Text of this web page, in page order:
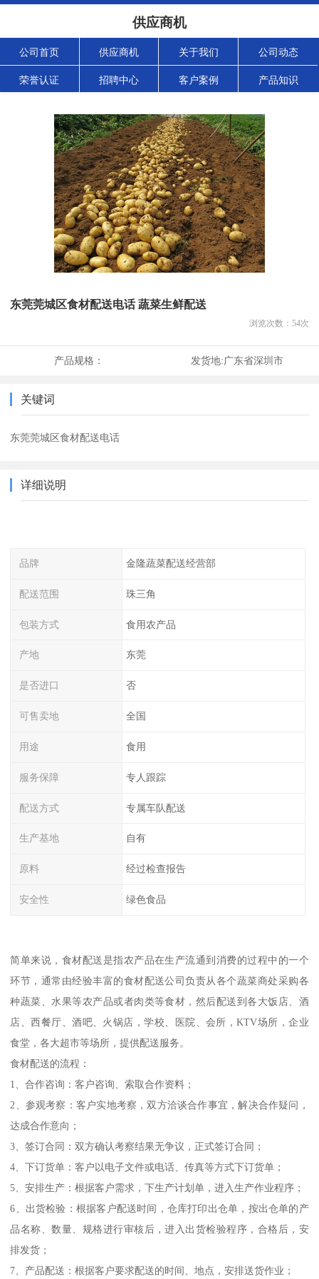
供应商机
公司首页 供应商机 关于我们 公司动态
荣誉认证 招聘中心 客户案例 产品知识
东莞莞城区食材配送电话 蔬菜生鲜配送
浏览次数： 54次
产品规格： 发货地:广东省深圳市
关键词
东莞莞城区食材配送电话
详细说明
品牌 金隆蔬菜配送经营部
配送范围 珠三角
包装方式 食用农产品
产地 东莞
是否进口 否
可售卖地 全国
用途 食用
服务保障 专人跟踪
配送方式 专属车队配送
生产基地 自有
原料 经过检查报告
安全性 绿色食品
简单来说，食材配送是指农产品在生产流通到消费的过程中的一个
环节，通常由经验丰富的食材配送公司负责从各个蔬菜商处采购各
种蔬菜、水果等农产品或者肉类等食材，然后配送到各大饭店、酒
店、西餐厅、酒吧、火锅店，学校、医院、会所，KTV场所，企业
食堂，各大超市等场所，提供配送服务。
食材配送的流程：
1、合作咨询：客户咨询、索取合作资料；
2、参观考察：客户实地考察，双方洽谈合作事宜，解决合作疑问，
达成合作意向；
3、签订合同：双方确认考察结果无争议，正式签订合同；
4、下订货单：客户以电子文件或电话、传真等方式下订货单；
5、安排生产：根据客户需求，下生产计划单，进入生产作业程序；
6、出货检验：根据客户配送时间，仓库打印出仓单，按出仓单的产
品名称、数量、规格进行审核后，进入出货检验程序，合格后，安
排发货；
7、产品配送：根据客户要求配送的时间、地点，安排送货作业；